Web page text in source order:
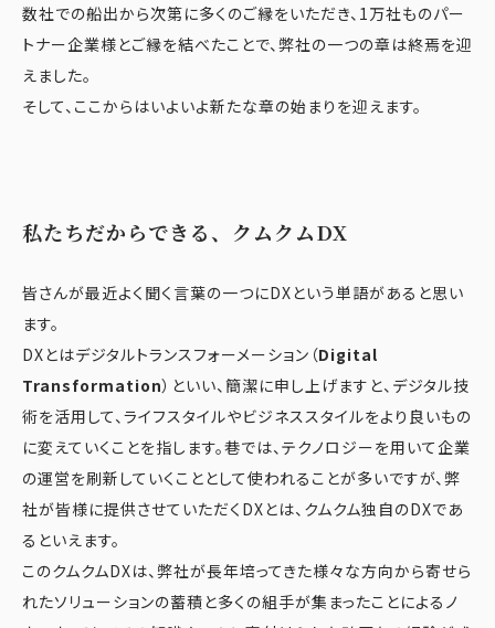
数社での船出から次第に多くのご縁をいただき、1万社ものパー
トナー企業様とご縁を結べたことで、弊社の一つの章は終焉を迎
えました。
そして、ここからはいよいよ新たな章の始まりを迎えます。
私たちだからできる、クムクムDX
皆さんが最近よく聞く言葉の一つにDXという単語があると思い
ます。
DXとはデジタルトランスフォーメーション（Digital
Transformation）といい、簡潔に申し上げますと、デジタル技
術を活用して、ライフスタイルやビジネススタイルをより良いもの
に変えていくことを指します。巷では、テクノロジーを用いて企業
の運営を刷新していくこととして使われることが多いですが、弊
社が皆様に提供させていただくDXとは、クムクム独自のDXであ
るといえます。
このクムクムDXは、弊社が長年培ってきた様々な方向から寄せら
れたソリューションの蓄積と多くの組手が集まったことによるノ